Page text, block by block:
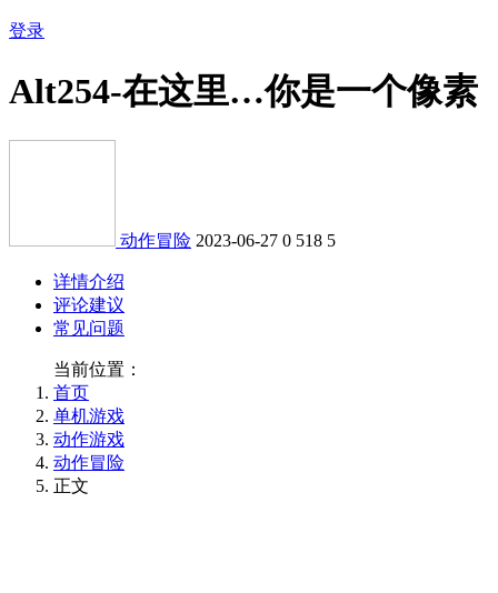
登录
Alt254-在这里…你是一个像素
动作冒险 2023-06-27 0 518 5
详情介绍
评论建议
常见问题
当前位置：
首页
单机游戏
动作游戏
动作冒险
正文